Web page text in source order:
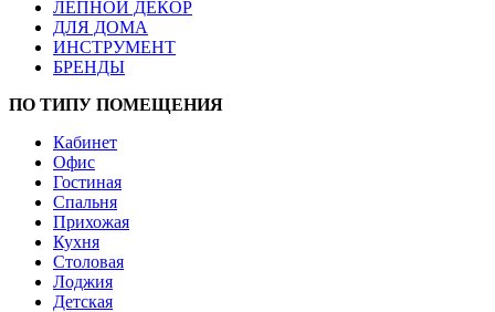
ЛЕПНОЙ ДЕКОР
ДЛЯ ДОМА
ИНСТРУМЕНТ
БРЕНДЫ
ПО ТИПУ ПОМЕЩЕНИЯ
Кабинет
Офис
Гостиная
Спальня
Прихожая
Кухня
Столовая
Лоджия
Детская